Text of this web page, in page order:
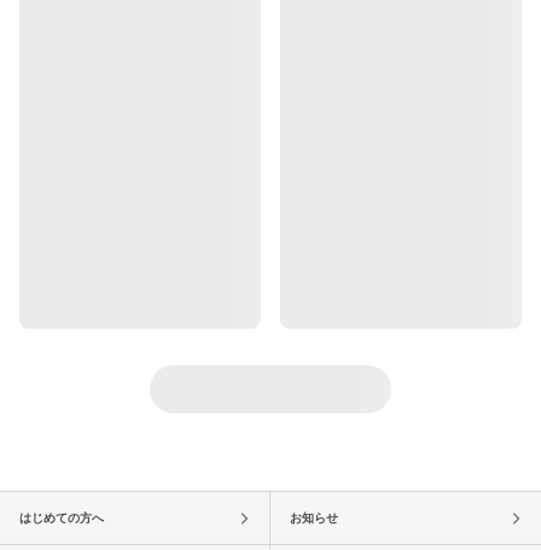
はじめての方へ お知らせ